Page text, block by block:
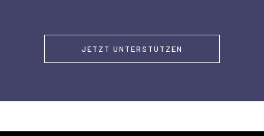
JETZT UNTERSTÜTZEN